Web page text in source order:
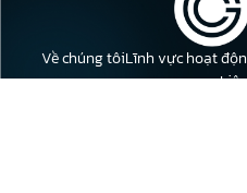
Về chúng tôiLĩnh vực hoạt